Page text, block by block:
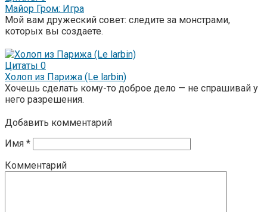
Майор Гром: Игра
Мой вам дружеский совет: следите за монстрами,
которых вы создаете.
Цитаты 0
Холоп из Парижа (Le larbin)
Хочешь сделать кому-то доброе дело — не спрашивай у
него разрешения.
Добавить комментарий
Имя *
Комментарий